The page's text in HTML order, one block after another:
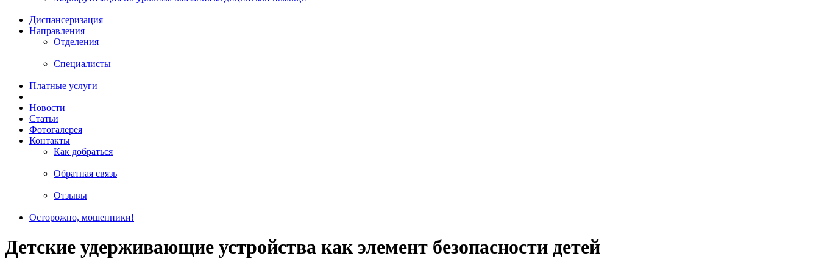
Диспансеризация
Направления
Отделения
Специалисты
Платные услуги
Новости
Статьи
Фотогалерея
Контакты
Как добраться
Обратная связь
Отзывы
Осторожно, мошенники!
Детские удерживающие устройства как элемент безопасности детей